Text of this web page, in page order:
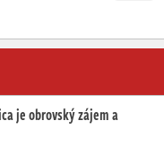
je obrovský zájem a